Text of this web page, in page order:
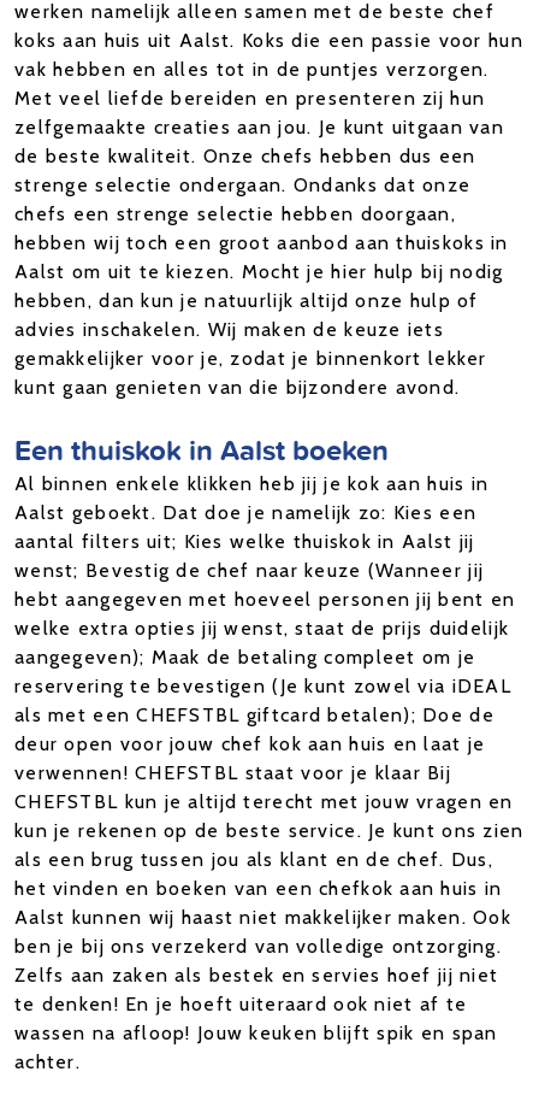
werken namelijk alleen samen met de beste chef
koks aan huis uit Aalst. Koks die een passie voor hun
vak hebben en alles tot in de puntjes verzorgen.
Met veel liefde bereiden en presenteren zij hun
zelfgemaakte creaties aan jou. Je kunt uitgaan van
de beste kwaliteit. Onze chefs hebben dus een
strenge selectie ondergaan. Ondanks dat onze
chefs een strenge selectie hebben doorgaan,
hebben wij toch een groot aanbod aan thuiskoks in
Aalst om uit te kiezen. Mocht je hier hulp bij nodig
hebben, dan kun je natuurlijk altijd onze hulp of
advies inschakelen. Wij maken de keuze iets
gemakkelijker voor je, zodat je binnenkort lekker
kunt gaan genieten van die bijzondere avond.
Een thuiskok in Aalst boeken
Al binnen enkele klikken heb jij je kok aan huis in
Aalst geboekt. Dat doe je namelijk zo: Kies een
aantal filters uit; Kies welke thuiskok in Aalst jij
wenst; Bevestig de chef naar keuze (Wanneer jij
hebt aangegeven met hoeveel personen jij bent en
welke extra opties jij wenst, staat de prijs duidelijk
aangegeven); Maak de betaling compleet om je
reservering te bevestigen (Je kunt zowel via iDEAL
als met een CHEFSTBL giftcard betalen); Doe de
deur open voor jouw chef kok aan huis en laat je
verwennen! CHEFSTBL staat voor je klaar Bij
CHEFSTBL kun je altijd terecht met jouw vragen en
kun je rekenen op de beste service. Je kunt ons zien
als een brug tussen jou als klant en de chef. Dus,
het vinden en boeken van een chefkok aan huis in
Aalst kunnen wij haast niet makkelijker maken. Ook
ben je bij ons verzekerd van volledige ontzorging.
Zelfs aan zaken als bestek en servies hoef jij niet
te denken! En je hoeft uiteraard ook niet af te
wassen na afloop! Jouw keuken blijft spik en span
achter.